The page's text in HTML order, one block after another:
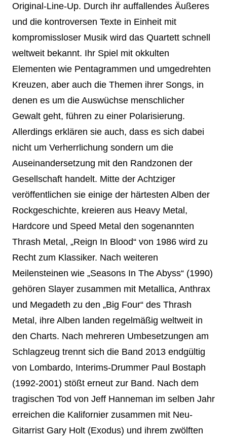
Original-Line-Up. Durch ihr auffallendes Äußeres
und die kontroversen Texte in Einheit mit
kompromissloser Musik wird das Quartett schnell
weltweit bekannt. Ihr Spiel mit okkulten
Elementen wie Pentagrammen und umgedrehten
Kreuzen, aber auch die Themen ihrer Songs, in
denen es um die Auswüchse menschlicher
Gewalt geht, führen zu einer Polarisierung.
Allerdings erklären sie auch, dass es sich dabei
nicht um Verherrlichung sondern um die
Auseinandersetzung mit den Randzonen der
Gesellschaft handelt. Mitte der Achtziger
veröffentlichen sie einige der härtesten Alben der
Rockgeschichte, kreieren aus Heavy Metal,
Hardcore und Speed Metal den sogenannten
Thrash Metal, „Reign In Blood“ von 1986 wird zu
Recht zum Klassiker. Nach weiteren
Meilensteinen wie „Seasons In The Abyss“ (1990)
gehören Slayer zusammen mit Metallica, Anthrax
und Megadeth zu den „Big Four“ des Thrash
Metal, ihre Alben landen regelmäßig weltweit in
den Charts. Nach mehreren Umbesetzungen am
Schlagzeug trennt sich die Band 2013 endgültig
von Lombardo, Interims-Drummer Paul Bostaph
(1992-2001) stößt erneut zur Band. Nach dem
tragischen Tod von Jeff Hanneman im selben Jahr
erreichen die Kalifornier zusammen mit Neu-
Gitarrist Gary Holt (Exodus) und ihrem zwölften